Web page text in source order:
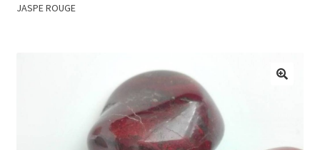
enfant
Nous Suivre
JASPE ROUGE